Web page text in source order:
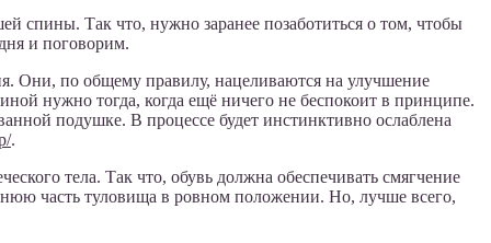
спины. Так что, нужно заранее позаботиться о том, чтобы
и поговорим.
Они, по общему правилу, нацеливаются на улучшение
нужно тогда, когда ещё ничего не беспокоит в принципе.
подушке. В процессе будет инстинктивно ослаблена
.
тела. Так что, обувь должна обеспечивать смягчение
часть туловища в ровном положении. Но, лучше всего,